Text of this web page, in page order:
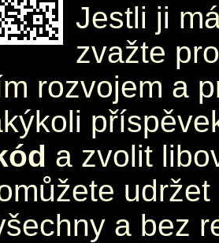
Jestli ji
zvažte
rozvojem a
a zvolit
a bez